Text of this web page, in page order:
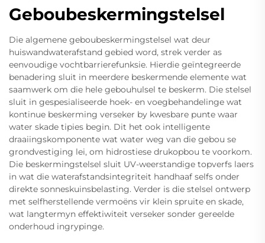
Geboubeskermingstelsel
Die algemene geboubeskermingstelsel wat deur
huiswandwaterafstand gebied word, strek verder as
eenvoudige vochtbarrierefunksie. Hierdie geïntegreerde
benadering sluit in meerdere beskermende elemente wat
saamwerk om die hele gebouhulsel te beskerm. Die stelsel
sluit in gespesialiseerde hoek- en voegbehandelinge wat
kontinue beskerming verseker by kwesbare punte waar
water skade tipies begin. Dit het ook intelligente
draaiingskomponente wat water weg van die gebou se
grondvestiging lei, om hidrostiese drukopbou te voorkom.
Die beskermingstelsel sluit UV-weerstandige topverfs laers
in wat die waterafstandsintegriteit handhaaf selfs onder
direkte sonneskuinsbelasting. Verder is die stelsel ontwerp
met selfherstellende vermoëns vir klein spruite en skade,
wat langtermyn effektiwiteit verseker sonder gereelde
onderhoud ingrypinge.